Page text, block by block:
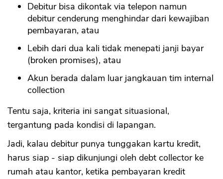
Debitur bisa dikontak via telepon namun
debitur cenderung menghindar dari kewajiban
pembayaran, atau
Lebih dari dua kali tidak menepati janji bayar
(broken promises), atau
Akun berada dalam luar jangkauan tim internal
collection
Tentu saja, kriteria ini sangat situasional,
tergantung pada kondisi di lapangan.
Jadi, kalau debitur punya tunggakan kartu kredit,
harus siap - siap dikunjungi oleh debt collector ke
rumah atau kantor, ketika pembayaran kredit